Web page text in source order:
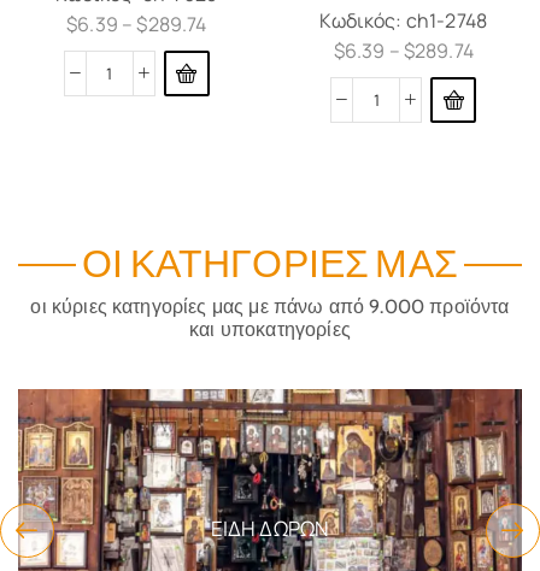
$6.39 –$289.74 Κωδικός: ch1-2748
$6.39 –$289.74
ΟΙ ΚΑΤΗΓΟΡΊΕΣ ΜΑΣ
οι κύριες κατηγορίες μας με πάνω από 9.000 προϊόντα
και υποκατηγορίες
ΕΊΔΗ ΔΏΡΩΝ